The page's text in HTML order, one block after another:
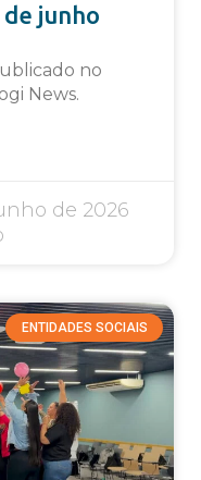
junho
no
News.
de 2026
ENTIDADES SOCIAIS